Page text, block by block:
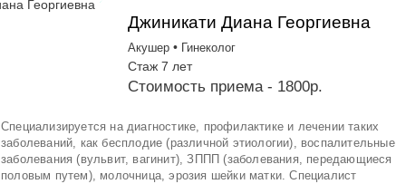
Джиникати Диана Георгиевна
Акушер • Гинеколог
Стаж 7 лет
Стоимость приема - 1800р.
Специализируется на диагностике, профилактике и лечении таких
заболеваний, как бесплодие (различной этиологии), воспалительные
заболевания (вульвит, вагинит), ЗППП (заболевания, передающиеся
половым путем), молочница, эрозия шейки матки. Специалист